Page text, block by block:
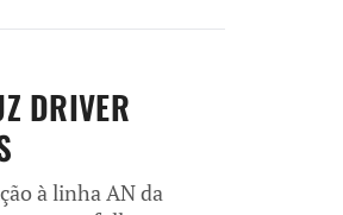
DRIVER
à linha AN da